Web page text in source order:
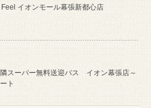
イオンモール幕張新都心店
隣スーパー無料送迎バス イオン幕張店～
ト